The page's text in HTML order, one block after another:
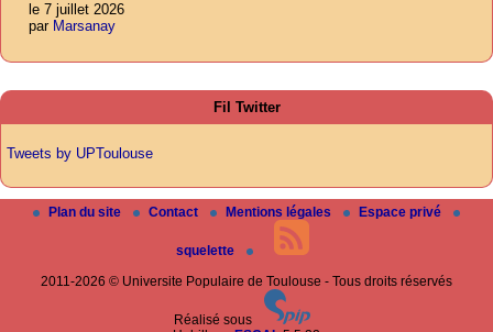
le 7 juillet 2026
par Marsanay
Fil Twitter
Tweets by UPToulouse
Plan du site Contact Mentions légales Espace privé
squelette
2011-2026 © Universite Populaire de Toulouse - Tous droits réservés
Réalisé sous